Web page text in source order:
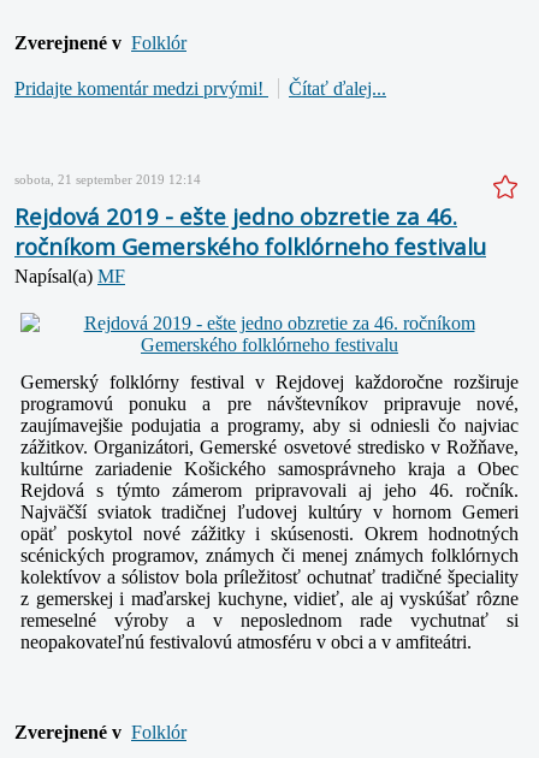
Zverejnené v Folklór
Pridajte komentár medzi prvými! Čítať ďalej...
sobota, 21 september 2019 12:14
Rejdová 2019 - ešte jedno obzretie za 46.
ročníkom Gemerského folklórneho festivalu
Napísal(a) MF
Gemerský folklórny festival v Rejdovej každoročne rozširuje
programovú ponuku a pre návštevníkov pripravuje nové,
zaujímavejšie podujatia a programy, aby si odniesli čo najviac
zážitkov. Organizátori, Gemerské osvetové stredisko v Rožňave,
kultúrne zariadenie Košického samosprávneho kraja a Obec
Rejdová s týmto zámerom pripravovali aj jeho 46. ročník.
Najväčší sviatok tradičnej ľudovej kultúry v hornom Gemeri
opäť poskytol nové zážitky i skúsenosti. Okrem hodnotných
scénických programov, známych či menej známych folklórnych
kolektívov a sólistov bola príležitosť ochutnať tradičné špeciality
z gemerskej i maďarskej kuchyne, vidieť, ale aj vyskúšať rôzne
remeselné výroby a v neposlednom rade vychutnať si
neopakovateľnú festivalovú atmosféru v obci a v amfiteátri.
Zverejnené v Folklór